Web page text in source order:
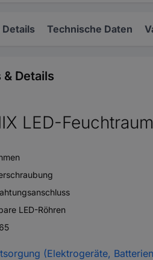
Details Technische Daten
Details
LED-
LED-Röhren
(Elektrogeräte,